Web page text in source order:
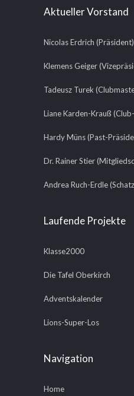
Aktueller Vorstand
Nicolas Erdrich (Präsident)
Klemens Geiger
Tadeusz Turek
Liane Karden-Krauß
Hardy Müns (Past-
Dr. Rainer Stier
Andrea Ruch-Erdle
Laufende Projekte
Klasse2000
Die Tafel Oberkirch
Adventskalender
Lions-Super-Los
Navigation
Home